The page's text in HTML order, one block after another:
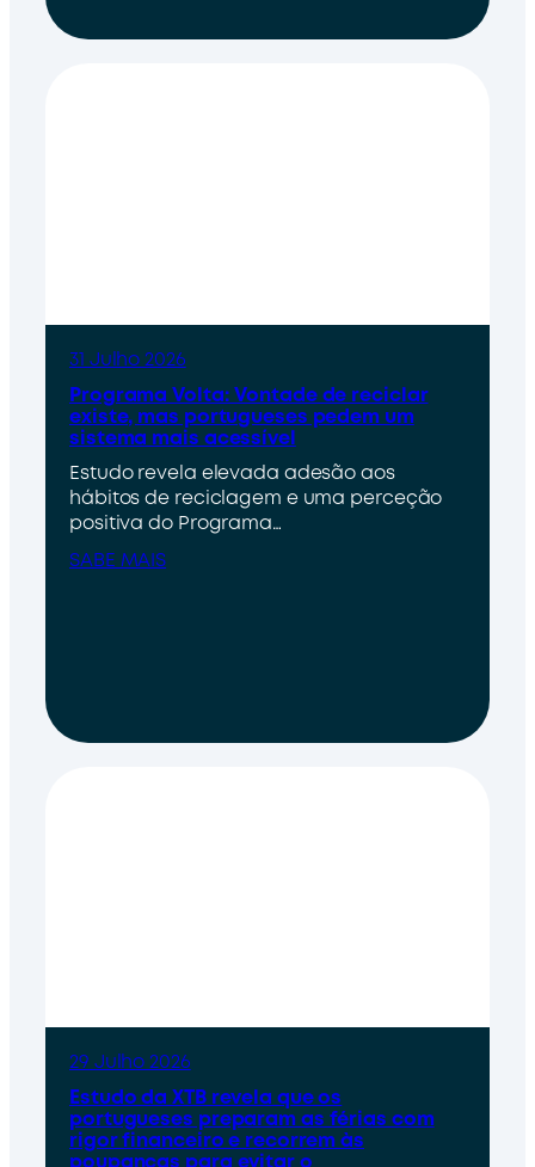
31 Julho 2026
Programa Volta: Vontade de reciclar
existe, mas portugueses pedem um
sistema mais acessível
Estudo revela elevada adesão aos
hábitos de reciclagem e uma perceção
positiva do Programa…
SABE MAIS
29 Julho 2026
Estudo da XTB revela que os
portugueses preparam as férias com
rigor financeiro e recorrem às
poupanças para evitar o